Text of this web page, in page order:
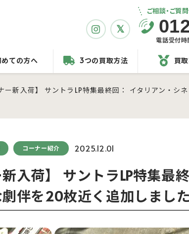
めての方へ 3つの買取方法 買
ご相談・ご質
電話受付
ー新入荷】 サントラLP特集最終回： イタリアン・シ
コーナー紹介 2025.12.01
新入荷】 サントラLP特集最
伴を20枚近く追加しました